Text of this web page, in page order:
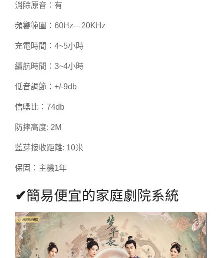
消除原音：有
頻響範圍：60Hz—20KHz
充電時間：4~5小時
續航時間：3~4小時
低音調節：+/-9db
信噪比：74db
防摔高度: 2M
藍芽接收距離: 10米
保固：主機1年
✔簡易便宜的家庭劇院系統